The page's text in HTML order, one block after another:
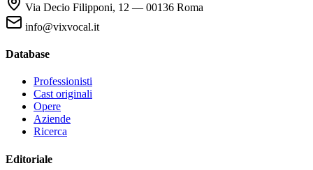
Via Decio Filipponi, 12 — 00136 Roma
info@vixvocal.it
Database
Professionisti
Cast originali
Opere
Aziende
Ricerca
Editoriale